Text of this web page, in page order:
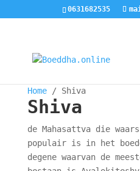
0631682535
Home/ Shiva
Shiva
de Mahasattva die
populair is in het
degene waarvan de